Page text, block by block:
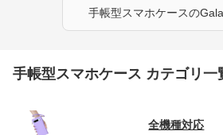
手帳型スマホケースの
手帳型スマホケース カテゴリ一
全機種対応